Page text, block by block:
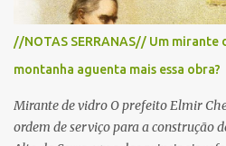
A largada será na Rua Coronel Pedro
para cerca de 2.000 ciclistas, às 6h30.
cronograma da organização e de
as interdições ocorrerão de forma
//NOTAS SERRANAS// Um
montanha aguenta mais essa obra?
Mirante de vidro O prefeito Elmir
ordem de serviço para a construção